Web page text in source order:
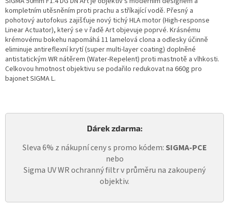
kompletním utěsněním proti prachu a stříkající vodě. Přesný a
pohotový autofokus zajišťuje nový tichý HLA motor (High-response
Linear Actuator), který se v řadě Art objevuje poprvé. Krásnému
krémovému bokehu napomáhá 11 lamelová clona a odlesky účinně
eliminuje antireflexní krytí (super multi-layer coating) doplněné
antistatickým WR nátěrem (Water-Repelent) proti mastnotě a vlhkosti.
Celkovou hmotnost objektivu se podařilo redukovat na 660g pro
bajonet SIGMA L.
Dárek zdarma:
Sleva 6% z nákupní ceny s promo kódem: SIGMA-PCE
nebo
Sigma UV WR ochranný filtr v průměru na zakoupený
objektiv.